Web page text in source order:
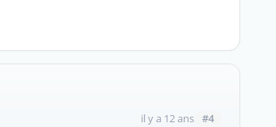
il y a 12 ans #4